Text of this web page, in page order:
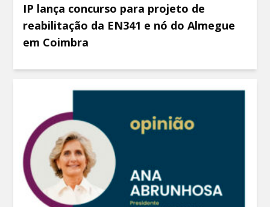
IP lança concurso para projeto de
reabilitação da EN341 e nó do Almegue
em Coimbra